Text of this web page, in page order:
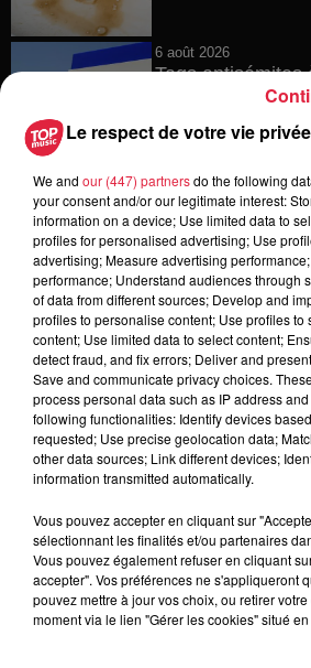
6 août 2026
Tags antisémites
Catherine
6 août 2026
Au zoo de
avec les
6 août 2026
Les dernières
pape à Metz en
Dans la même série
On s'entend
Le respect de votre vie
We and our (447) partnersdo the following
your consent and/or our legitimate interest:
information on a device; Use limited data to
profiles for personalised advertising; Use
advertising; Measure advertising
performance; Understand audiences through
of data from different sources; Develop and
profiles to personalise content; Use profiles to
content; Use limited data to select content;
detect fraud, and fix errors; Deliver and
Save and communicate privacy choices.
process personal data such as IP address
following functionalities: Identify devices
requested; Use precise geolocation data;
other data sources; Link different devices;
information transmitted automatically.
Vous pouvez accepter en cliquant sur
sélectionnant les finalités et/ou partenaires
Vous pouvez également refuser en cliquant
accepter". Vos préférences ne s'appliqueront
pouvez mettre à jour vos choix, ou retirer
moment via le lien "Gérer les cookies" situé